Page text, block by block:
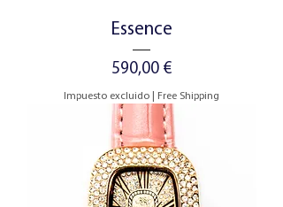
Essence
Precio
590,00 €
Impuesto excluido Free Shipping